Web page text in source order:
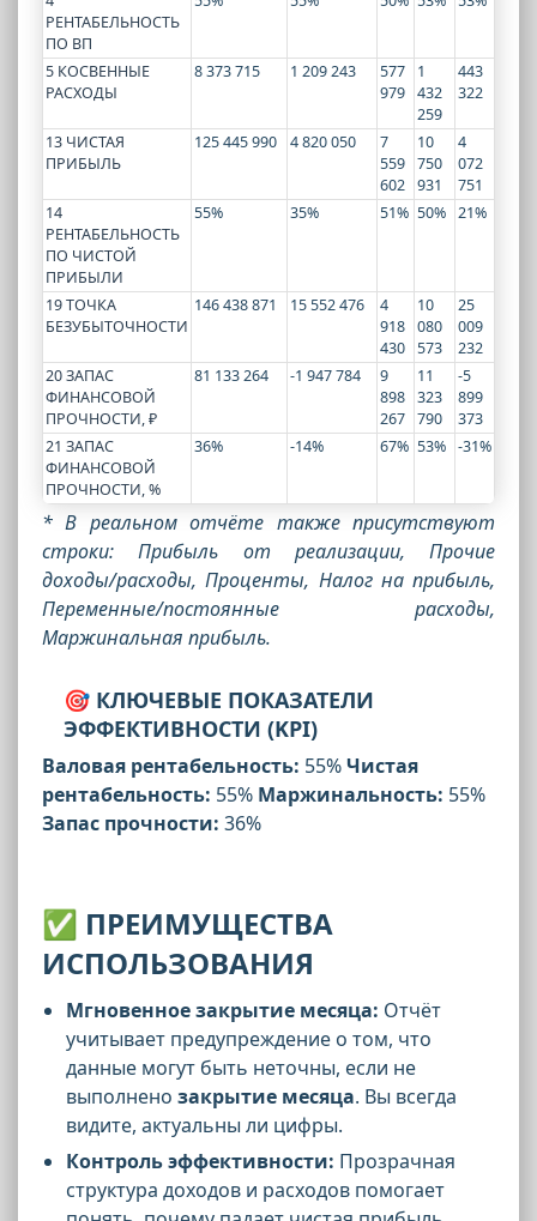
РЕНТАБЕЛЬНОСТЬ
ПО ВП
5 КОСВЕННЫЕ
РАСХОДЫ
8 373 715 1 209 243
577
979
1
432
259
443
322
13 ЧИСТАЯ
ПРИБЫЛЬ
125 445 990 4 820 050
7
559
602
10
750
931
4
072
751
14
РЕНТАБЕЛЬНОСТЬ
ПО ЧИСТОЙ
ПРИБЫЛИ
55% 35% 51% 50% 21%
19 ТОЧКА
БЕЗУБЫТОЧНОСТИ
146 438 871 15 552 476
4
918
430
10
080
573
25
009
232
20 ЗАПАС
ФИНАНСОВОЙ
ПРОЧНОСТИ, ₽
81 133 264 -1 947 784
9
898
267
11
323
790
-5
899
373
21 ЗАПАС
ФИНАНСОВОЙ
ПРОЧНОСТИ, %
36% -14% 67% 53% -31%
* В реальном отчёте также присутствуют
строки: Прибыль от реализации, Прочие
доходы/расходы, Проценты, Налог на прибыль,
Переменные/постоянные расходы,
Маржинальная прибыль.
🎯 КЛЮЧЕВЫЕ ПОКАЗАТЕЛИ
ЭФФЕКТИВНОСТИ (KPI)
Валовая рентабельность: 55%Чистая
рентабельность: 55% Маржинальность: 55%
Запас прочности: 36%
✅ ПРЕИМУЩЕСТВА
ИСПОЛЬЗОВАНИЯ
Мгновенное закрытие месяца: Отчёт
учитывает предупреждение о том, что
данные могут быть неточны, если не
выполнено закрытие месяца. Вы всегда
видите, актуальны ли цифры.
Контроль эффективности: Прозрачная
структура доходов и расходов помогает